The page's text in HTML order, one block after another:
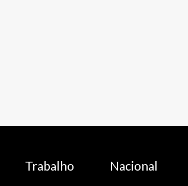
Trabalho Nacional